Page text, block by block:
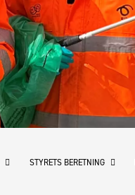
STYRETS BERETNING